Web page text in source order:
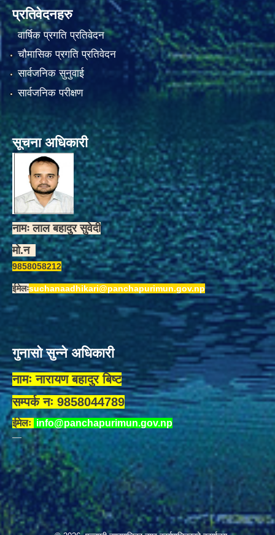
प्रतिवेदनहरु
वार्षिक प्रगति प्रतिवेदन
चौमासिक प्रगति प्रतिवेदन
सार्वजनिक सुनुवाई
सार्वजनिक परीक्षण
सूचना अधिकारी
नामः लाल बहादुर सुवेदी
मो.न
9858058212
ईमेलःsuchanaadhikari@panchapurimun.gov.np
गुनासो सुन्ने अधिकारी
नामः नारायण बहादुर बिष्ट
सम्पर्क नः 9858044789
ईमेलः info@panchapurimun.gov.np